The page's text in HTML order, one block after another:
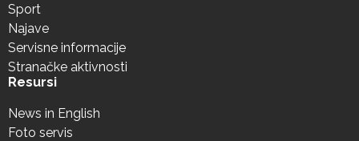
Sport
Najave
Servisne informacije
Stranačke aktivnosti
Resursi
News in English
Foto servis